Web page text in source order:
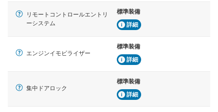
リモートコントロールエントリ
ーシステム
標準装備
詳細
エンジンイモビライザー
標準装備
詳細
集中ドアロック
標準装備
詳細